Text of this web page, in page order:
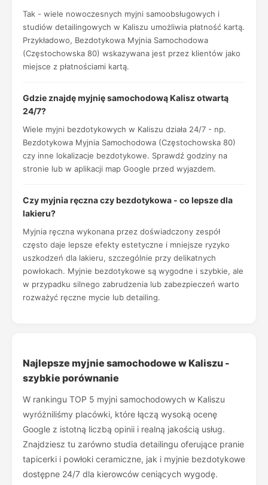
Tak - wiele nowoczesnych myjni samoobsługowych i
studiów detailingowych w Kaliszu umożliwia płatność kartą.
Przykładowo, Bezdotykowa Myjnia Samochodowa
(Częstochowska 80) wskazywana jest przez klientów jako
miejsce z płatnościami kartą.
Gdzie znajdę myjnię samochodową Kalisz otwartą
24/7?
Wiele myjni bezdotykowych w Kaliszu działa 24/7 - np.
Bezdotykowa Myjnia Samochodowa (Częstochowska 80)
czy inne lokalizacje bezdotykowe. Sprawdź godziny na
stronie lub w aplikacji map Google przed wyjazdem.
Czy myjnia ręczna czy bezdotykowa - co lepsze dla
lakieru?
Myjnia ręczna wykonana przez doświadczony zespół
często daje lepsze efekty estetyczne i mniejsze ryzyko
uszkodzeń dla lakieru, szczególnie przy delikatnych
powłokach. Myjnie bezdotykowe są wygodne i szybkie, ale
w przypadku silnego zabrudzenia lub zabezpieczeń warto
rozważyć ręczne mycie lub detailing.
Najlepsze myjnie samochodowe w Kaliszu -
szybkie porównanie
W rankingu TOP 5 myjni samochodowych w Kaliszu
wyróżniliśmy placówki, które łączą wysoką ocenę
Google z istotną liczbą opinii i realną jakością usług.
Znajdziesz tu zarówno studia detailingu oferujące pranie
tapicerki i powłoki ceramiczne, jak i myjnie bezdotykowe
dostępne 24/7 dla kierowców ceniących wygodę.